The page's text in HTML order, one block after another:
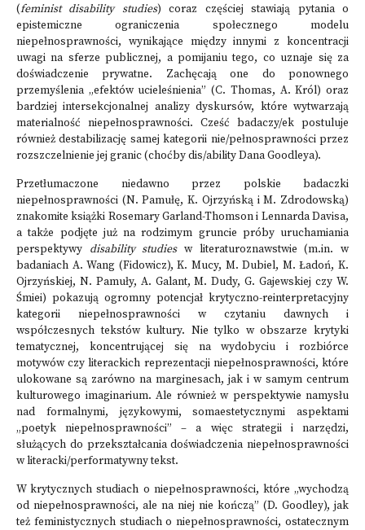
(feminist disability studies) coraz częściej stawiają pytania o
epistemiczne ograniczenia społecznego modelu
niepełnosprawności, wynikające między innymi z koncentracji
uwagi na sferze publicznej, a pomijaniu tego, co uznaje się za
doświadczenie prywatne. Zachęcają one do ponownego
przemyślenia „efektów ucieleśnienia” (C. Thomas, A. Król) oraz
bardziej intersekcjonalnej analizy dyskursów, które wytwarzają
materialność niepełnosprawności. Cześć badaczy/ek postuluje
również destabilizację samej kategorii nie/pełnosprawności przez
rozszczelnienie jej granic (choćby dis/ability Dana Goodleya).
Przetłumaczone niedawno przez polskie badaczki
niepełnosprawności (N. Pamułę, K. Ojrzyńską i M. Zdrodowską)
znakomite książki Rosemary Garland-Thomson i Lennarda Davisa,
a także podjęte już na rodzimym gruncie próby uruchamiania
perspektywy disability studiesw literaturoznawstwie (m.in. w
badaniach A. Wang (Fidowicz), K. Mucy, M. Dubiel, M. Ładoń, K.
Ojrzyńskiej, N. Pamuły, A. Galant, M. Dudy, G. Gajewskiej czy W.
Śmiei) pokazują ogromny potencjał krytyczno-reinterpretacyjny
kategorii niepełnosprawności w czytaniu dawnych i
współczesnych tekstów kultury. Nie tylko w obszarze krytyki
tematycznej, koncentrującej się na wydobyciu i rozbiórce
motywów czy literackich reprezentacji niepełnosprawności, które
ulokowane są zarówno na marginesach, jak i w samym centrum
kulturowego imaginarium. Ale również w perspektywie namysłu
nad formalnymi, językowymi, somaestetycznymi aspektami
„poetyk niepełnosprawności” – a więc strategii i narzędzi,
służących do przekształcania doświadczenia niepełnosprawności
w literacki/performatywny tekst.
W krytycznych studiach o niepełnosprawności, które „wychodzą
od niepełnosprawności, ale na niej nie kończą” (D. Goodley), jak
też feministycznych studiach o niepełnosprawności, ostatecznym